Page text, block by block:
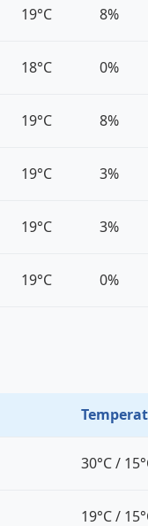
19°C 8%
18°C 0%
19°C 8%
19°C 3%
19°C 3%
19°C 0%
30°C /
19°C /